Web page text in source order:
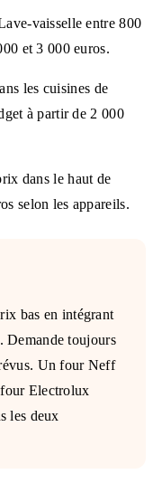
vaisselle entre 800
et 3 000 euros.
les cuisines de
à partir de 2 000
dans le haut de
selon les appareils.
bas en intégrant
Demande toujours
Un four Neff
Electrolux
les deux